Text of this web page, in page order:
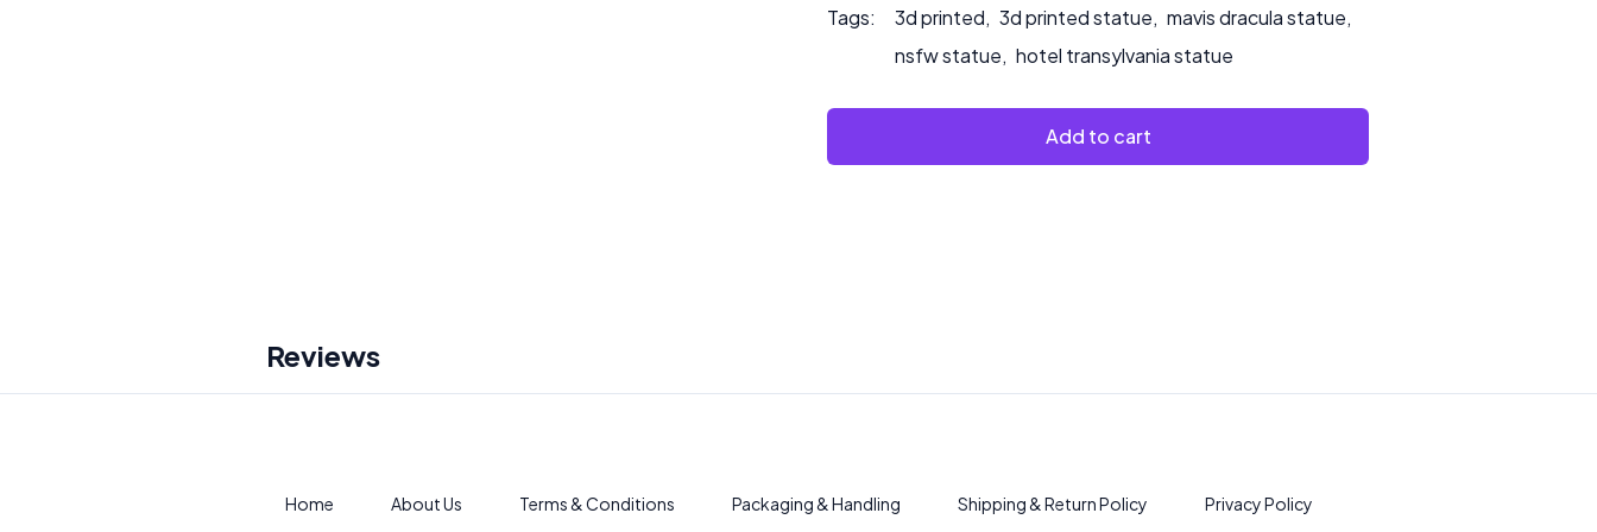
Tags: 3d printed, 3d printed statue, mavis dracula statue,
nsfw statue, hotel transylvania statue
Add to cart
Reviews
Home About Us Terms & Conditions Packaging & Handling Shipping & Return Policy Privacy Policy